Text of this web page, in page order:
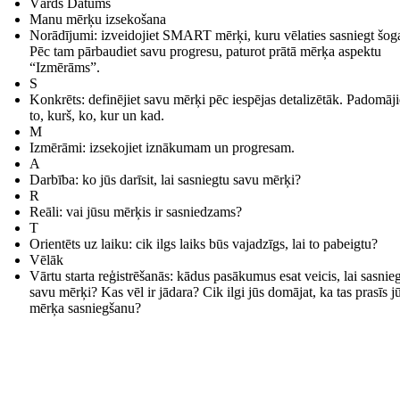
Manu mērķu izsekošana
Norādījumi: izveidojiet SMART mērķi, kuru vēlaties sasniegt
Pēc tam pārbaudiet savu progresu, paturot prātā mērķa aspektu
“Izmērāms”.
S
Konkrēts: definējiet savu mērķi pēc iespējas detalizētāk.
to, kurš, ko, kur un kad.
M
Izmērāmi: izsekojiet iznākumam un progresam.
A
Darbība: ko jūs darīsit, lai sasniegtu savu mērķi?
R
Reāli: vai jūsu mērķis ir sasniedzams?
T
Orientēts uz laiku: cik ilgs laiks būs vajadzīgs, lai to pabeigtu?
Vēlāk
Vārtu starta reģistrēšanās: kādus pasākumus esat veicis, lai
savu mērķi? Kas vēl ir jādara? Cik ilgi jūs domājat, ka tas prasīs
mērķa sasniegšanu?